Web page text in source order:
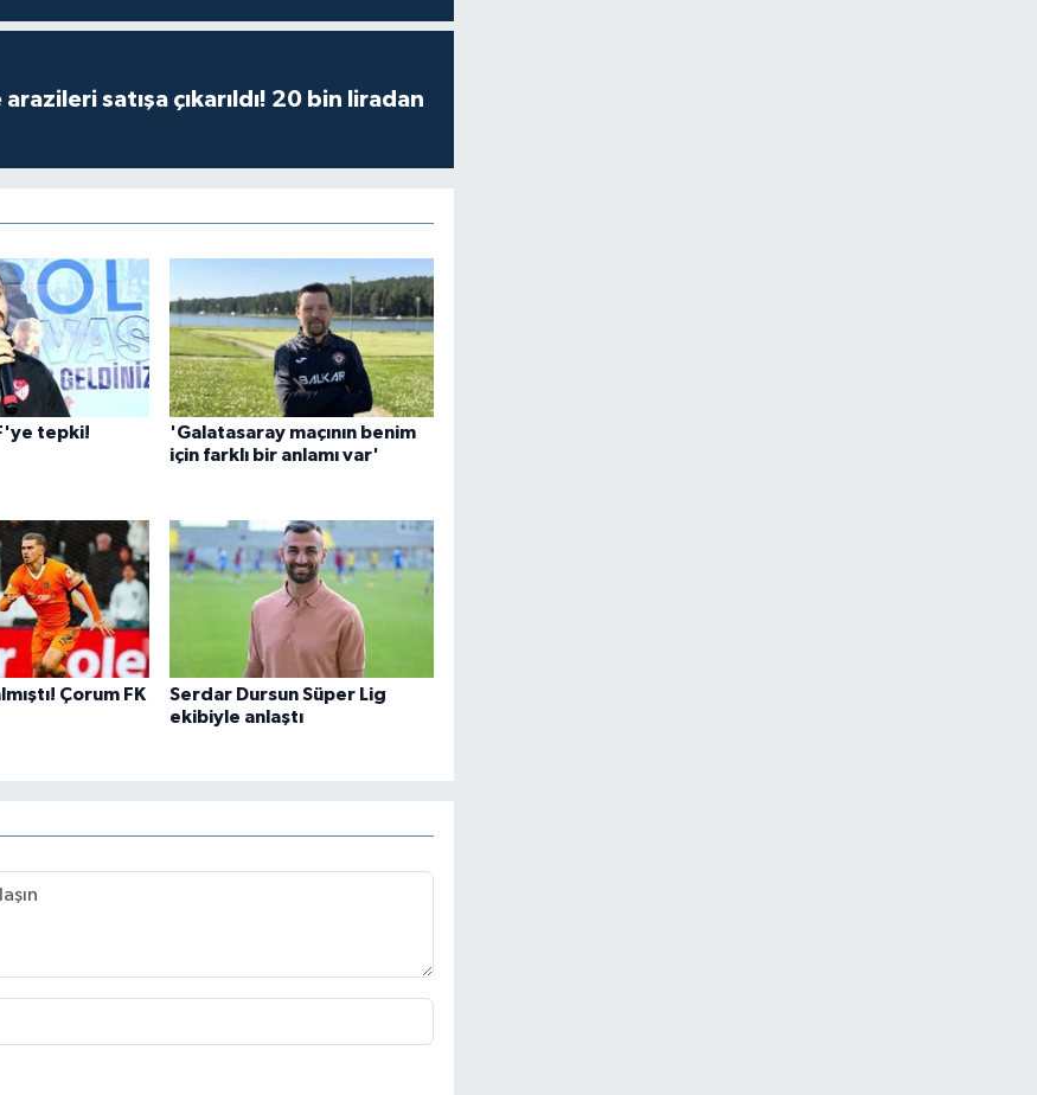
satışa çıkarıldı! 20 bin liradan
tepki!
'Galatasaray maçının benim
için farklı bir anlamı var'
Çorum FK
Serdar Dursun Süper Lig
ekibiyle anlaştı